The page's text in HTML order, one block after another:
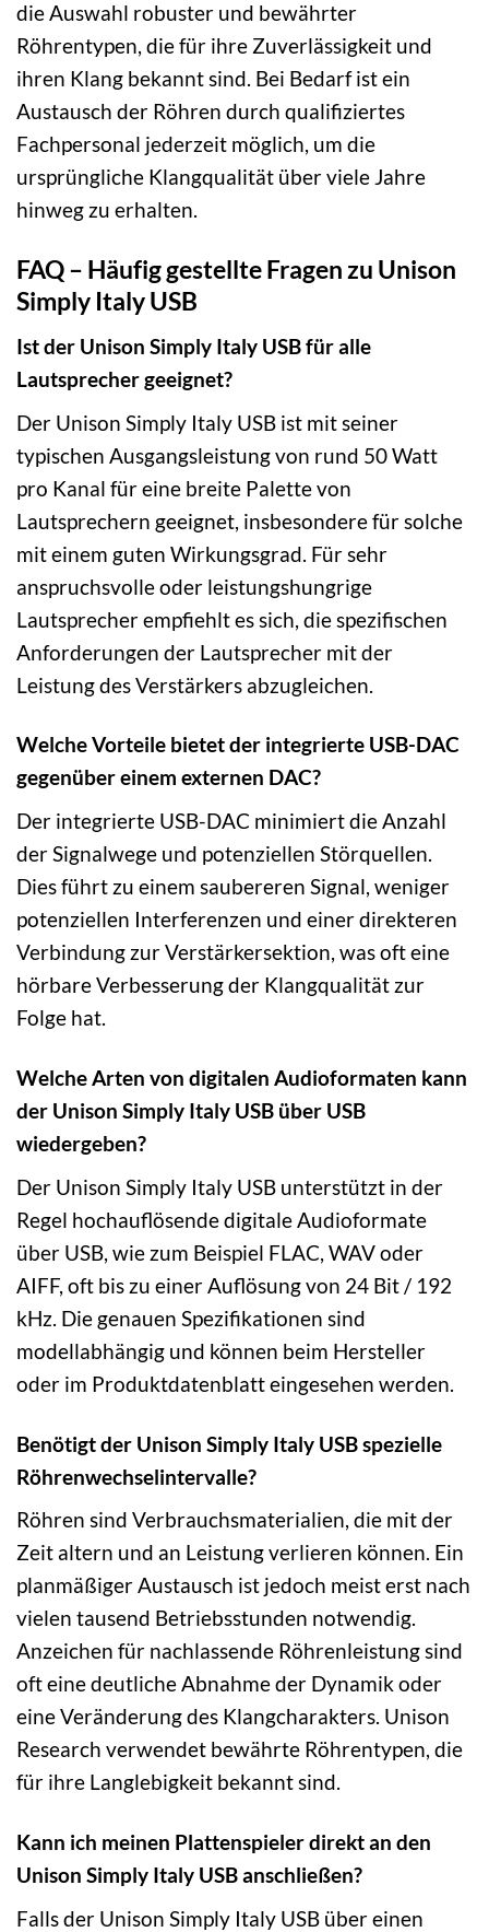
die Auswahl robuster und bewährter
Röhrentypen, die für ihre Zuverlässigkeit und
ihren Klang bekannt sind. Bei Bedarf ist ein
Austausch der Röhren durch qualifiziertes
Fachpersonal jederzeit möglich, um die
ursprüngliche Klangqualität über viele Jahre
hinweg zu erhalten.
FAQ – Häufig gestellte Fragen zu Unison
Simply Italy USB
Ist der Unison Simply Italy USB für alle
Lautsprecher geeignet?
Der Unison Simply Italy USB ist mit seiner
typischen Ausgangsleistung von rund 50 Watt
pro Kanal für eine breite Palette von
Lautsprechern geeignet, insbesondere für solche
mit einem guten Wirkungsgrad. Für sehr
anspruchsvolle oder leistungshungrige
Lautsprecher empfiehlt es sich, die spezifischen
Anforderungen der Lautsprecher mit der
Leistung des Verstärkers abzugleichen.
Welche Vorteile bietet der integrierte USB-DAC
gegenüber einem externen DAC?
Der integrierte USB-DAC minimiert die Anzahl
der Signalwege und potenziellen Störquellen.
Dies führt zu einem saubereren Signal, weniger
potenziellen Interferenzen und einer direkteren
Verbindung zur Verstärkersektion, was oft eine
hörbare Verbesserung der Klangqualität zur
Folge hat.
Welche Arten von digitalen Audioformaten kann
der Unison Simply Italy USB über USB
wiedergeben?
Der Unison Simply Italy USB unterstützt in der
Regel hochauflösende digitale Audioformate
über USB, wie zum Beispiel FLAC, WAV oder
AIFF, oft bis zu einer Auflösung von 24 Bit / 192
kHz. Die genauen Spezifikationen sind
modellabhängig und können beim Hersteller
oder im Produktdatenblatt eingesehen werden.
Benötigt der Unison Simply Italy USB spezielle
Röhrenwechselintervalle?
Röhren sind Verbrauchsmaterialien, die mit der
Zeit altern und an Leistung verlieren können. Ein
planmäßiger Austausch ist jedoch meist erst nach
vielen tausend Betriebsstunden notwendig.
Anzeichen für nachlassende Röhrenleistung sind
oft eine deutliche Abnahme der Dynamik oder
eine Veränderung des Klangcharakters. Unison
Research verwendet bewährte Röhrentypen, die
für ihre Langlebigkeit bekannt sind.
Kann ich meinen Plattenspieler direkt an den
Unison Simply Italy USB anschließen?
Falls der Unison Simply Italy USB über einen